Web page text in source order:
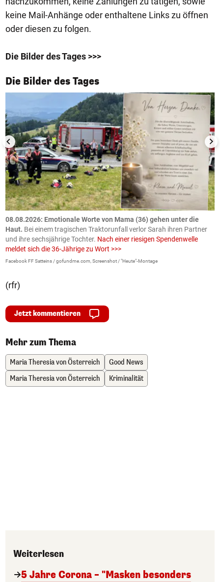
keine Mail-Anhänge oder enthaltene Links zu öffnen
oder diesen zu folgen.
Die Bilder des Tages >>>
Die Bilder des Tages
1/50
08.08.2026: Emotionale Worte von Mama (36) gehen unter die
Haut. Bei einem tragischen Traktorunfall verlor Sarah ihren Partner
und ihre sechsjährige Tochter. Nach einer riesigen Spendenwelle
meldet sich die 36-Jährige zu Wort >>>
Facebook FF Satteins / gofundme.com, Screenshot / "Heute"-Montage
(rfr)
Jetzt kommentieren
Mehr zum Thema
Maria Theresia von Österreich
Good News
Maria Theresia von Österreich
Kriminalität
Weiterlesen
5 Jahre Corona – "Masken besonders